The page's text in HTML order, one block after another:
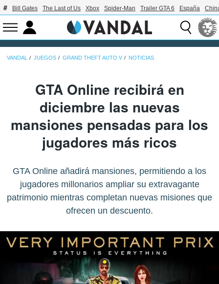
Bill Gates The Last of Us Xbox Spider-Man Trailer GTA 6 España
VANDAL JUEGOS GRAND THEFT AUTO V NOTICIAS
GTA Online recibirá en
diciembre las nuevas
mansiones pensadas para los
jugadores más ricos
GTA Online añadirá mansiones, permitiendo a los
jugadores millonarios ampliar su extravagante
patrimonio mientras completan nuevas misiones que
ofrecen un descuento.